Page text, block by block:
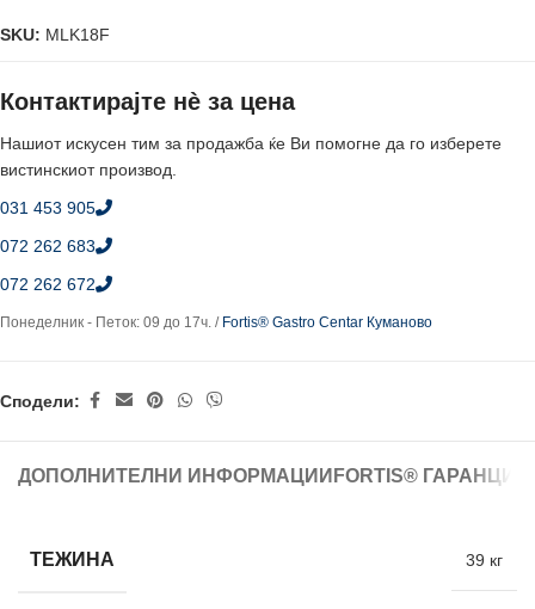
SKU: MLK18F
Контактирајте нè за цена
Нашиот искусен тим за продажба ќе Ви помогне да го изберете
вистинскиот производ.
031 453 905
072 262 683
072 262 672
Понеделник - Петок: 09 до 17ч. / Fortis® Gastro Centar Куманово
Сподели:
ДОПОЛНИТЕЛНИ ИНФОРМАЦИИ FORTIS®
ТЕЖИНА 39 кг